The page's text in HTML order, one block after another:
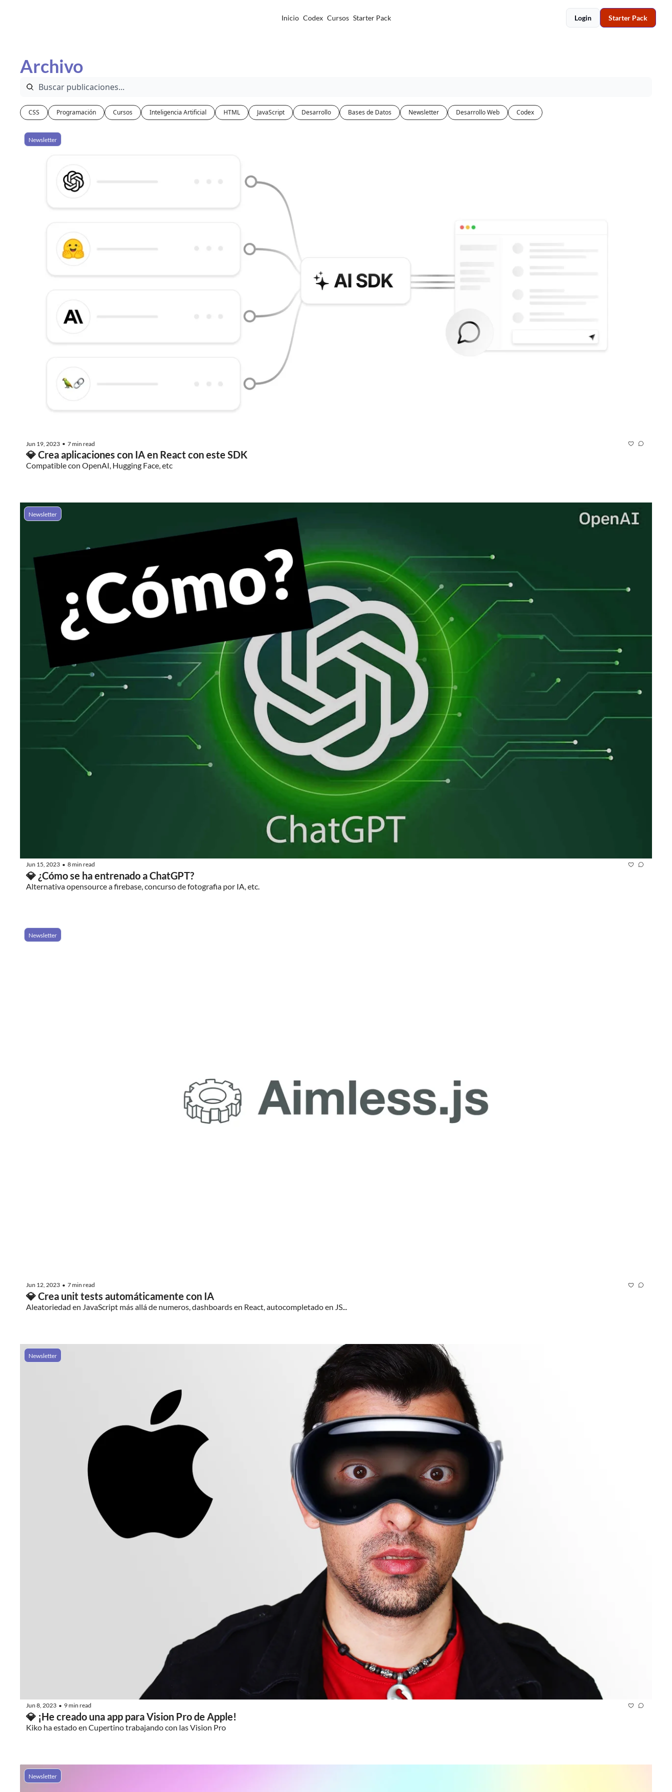
Inicio Codex Cursos Starter Pack Login Starter Pack
Archivo
CSS Programación Cursos Inteligencia Artificial HTML JavaScript Desarrollo Bases de Datos Newsletter Desarrollo Web Codex
Newsletter
Jun 19, 2023 • 7 min read
💎 Crea aplicaciones con IA en React con este SDK
Compatible con OpenAI, Hugging Face, etc
Newsletter
Jun 15, 2023 • 8 min read
💎 ¿Cómo se ha entrenado a ChatGPT?
Alternativa opensource a firebase, concurso de fotografia por IA, etc.
Newsletter
Jun 12, 2023 • 7 min read
💎 Crea unit tests automáticamente con IA
Aleatoriedad en JavaScript más allá de numeros, dashboards en React, autocompletado en JS...
Newsletter
Jun 8, 2023 • 9 min read
💎 ¡He creado una app para Vision Pro de Apple!
Kiko ha estado en Cupertino trabajando con las Vision Pro
Newsletter